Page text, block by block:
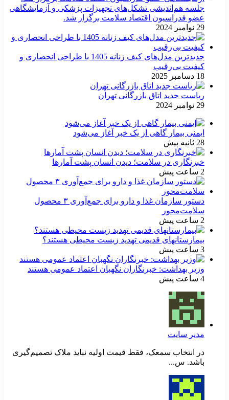
جلسه هم‌اندیشی تشکل‌های تجهیزات پزشکی و آزمایشگاهی
عضو فدراسیون اقتصاد سلامت برگزار شد.
29 نوامبر 2024
جدیدترین مدل‌های کیف زنانه 1405 با طراحی انحصاری و
کیفیت بی‌رقیب
18 دسامبر 2025
ریاست جدید اتاق بازرگانی تهران
29 نوامبر 2024
ایمنی بیمار گاهی از یک خبر آغاز می‌شود
28 ثانیه پیش
خبرنگاری در سلامت؛ دیدن انسان پشت آمارها
2 ساعت پیش
دستور سازمان غذا و دارو برای جمع‌آوری ۳ محصول
سلامت‌محور
2 ساعت پیش
بیمارستانهای قدیمی تهدید زیست محیطی هستند؟
3 ساعت پیش
وزیر بهداشت: خبرنگاران نگهبان اعتماد عمومی هستند
4 ساعت پیش
مدیر سایت
در انتخاب سمعک، فقط قیمت اولیه نباید ملاک تصمیم‌گیری
باشد. س...